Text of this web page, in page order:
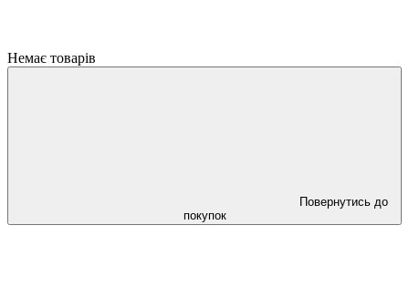
Немає товарів
Повернутись до
покупок